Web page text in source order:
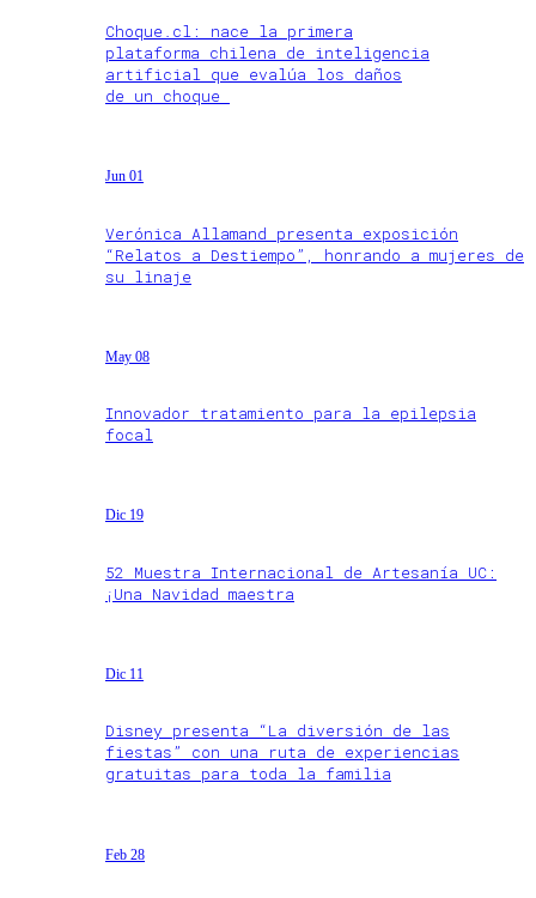
Choque.cl: nace la primera
plataforma chilena de inteligencia
artificial que evalúa los daños
de un choque
Jun 01
Verónica Allamand presenta exposición
“Relatos a Destiempo”, honrando a mujeres de
su linaje
May 08
Innovador tratamiento para la epilepsia
focal
Dic 19
52 Muestra Internacional de Artesanía UC:
¡Una Navidad maestra
Dic 11
Disney presenta “La diversión de las
fiestas” con una ruta de experiencias
gratuitas para toda la familia
Feb 28